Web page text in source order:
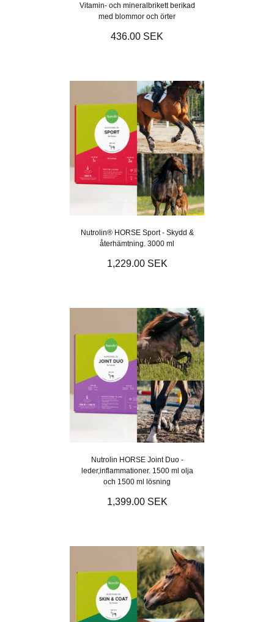
Vitamin- och mineralbrikett berikad
med blommor och örter
436.00 SEK
Nutrolin® HORSE Sport - Skydd &
återhämtning. 3000 ml
1,229.00 SEK
Nutrolin HORSE Joint Duo -
leder,inflammationer. 1500 ml olja
och 1500 ml lösning
1,399.00 SEK